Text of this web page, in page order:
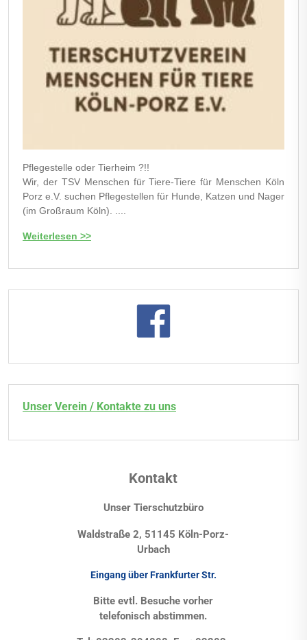
Pflegestelle oder Tierheim ?!!
Wir, der TSV Menschen für Tiere-Tiere für Menschen Köln
Porz e.V. suchen Pflegestellen für Hunde, Katzen und Nager
(im Großraum Köln). ....
Weiterlesen >>
Unser Verein / Kontakte zu uns
Kontakt
Unser Tierschutzbüro
Waldstraße 2, 51145 Köln-Porz-
Urbach
Eingang über Frankfurter Str.
Bitte evtl. Besuche vorher
telefonisch abstimmen.